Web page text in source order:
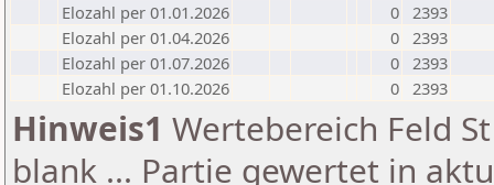
Elozahl per 01.01.2026
0 2393
Elozahl per 01.04.2026
0 2393
Elozahl per 01.07.2026
0 2393
Elozahl per 01.10.2026
0 2393
Hinweis1 Wertebereich Feld
blank ... Partie gewertet in